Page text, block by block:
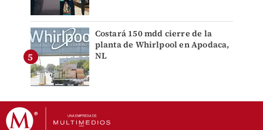
Costará 150 mdd cierre de la
planta de Whirlpool en Apodaca,
NL